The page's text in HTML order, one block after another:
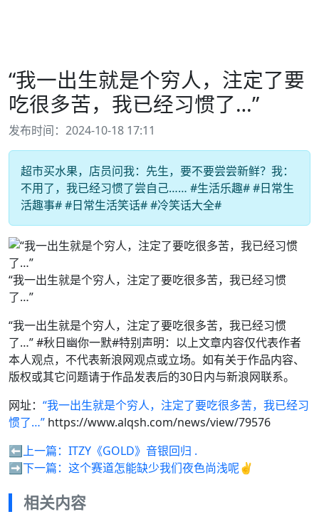
“我一出生就是个穷人，注定了要
吃很多苦，我已经习惯了…”
发布时间：2024-10-18 17:11
超市买水果，店员问我：先生，要不要尝尝新鲜？我：
不用了，我已经习惯了尝自己…… #生活乐趣# #日常生
活趣事# #日常生活笑话# #冷笑话大全#
“我一出生就是个穷人，注定了要吃很多苦，我已经习惯
了…”
“我一出生就是个穷人，注定了要吃很多苦，我已经习惯
了…” ​#秋日幽你一默#特别声明：以上文章内容仅代表作者
本人观点，不代表新浪网观点或立场。如有关于作品内容、
版权或其它问题请于作品发表后的30日内与新浪网联系。
网址： “我一出生就是个穷人，注定了要吃很多苦，我已经习
惯了…” https://www.alqsh.com/news/view/79576
⬅️上一篇： ITZY《GOLD》音银回归 .
➡️下一篇： 这个赛道怎能缺少我们夜色尚浅呢✌
相关内容